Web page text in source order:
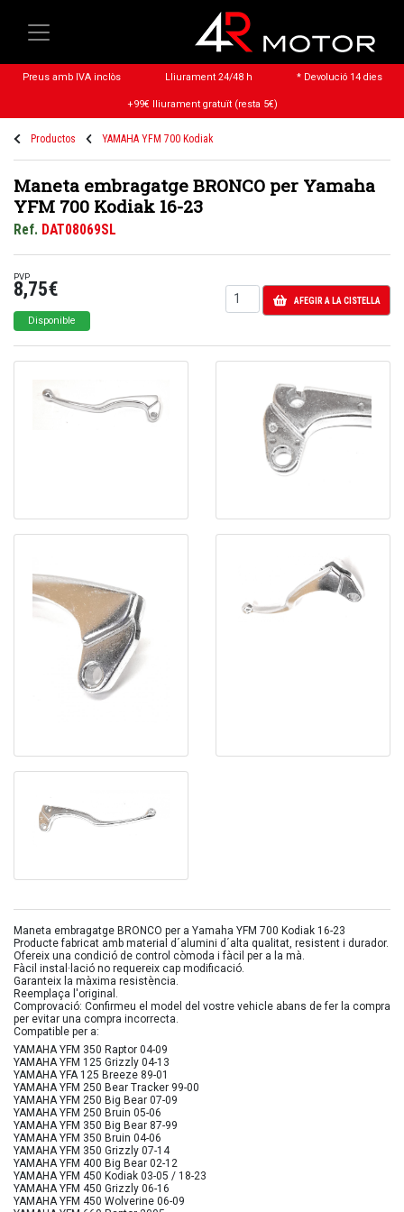
Preus amb IVA inclòs Lliurament 24/48 h * Devolució 14 dies
+99€ lliurament gratuït (resta 5€)
Productos YAMAHA YFM 700 Kodiak
Maneta embragatge BRONCO per Yamaha
YFM 700 Kodiak 16-23
Ref. DAT08069SL
PVP
8,75€
Disponible
AFEGIR A LA CISTELLA
Maneta embragatge BRONCO per a Yamaha YFM 700 Kodiak 16-23
Producte fabricat amb material d´alumini d´alta qualitat, resistent i durador.
Ofereix una condició de control còmoda i fàcil per a la mà.
Fàcil instal·lació no requereix cap modificació.
Garanteix la màxima resistència.
Reemplaça l'original.
Comprovació: Confirmeu el model del vostre vehicle abans de fer la compra
per evitar una compra incorrecta.
Compatible per a:
YAMAHA YFM 350 Raptor 04-09
YAMAHA YFM 125 Grizzly 04-13
YAMAHA YFA 125 Breeze 89-01
YAMAHA YFM 250 Bear Tracker 99-00
YAMAHA YFM 250 Big Bear 07-09
YAMAHA YFM 250 Bruin 05-06
YAMAHA YFM 350 Big Bear 87-99
YAMAHA YFM 350 Bruin 04-06
YAMAHA YFM 350 Grizzly 07-14
YAMAHA YFM 400 Big Bear 02-12
YAMAHA YFM 450 Kodiak 03-05 / 18-23
YAMAHA YFM 450 Grizzly 06-16
YAMAHA YFM 450 Wolverine 06-09